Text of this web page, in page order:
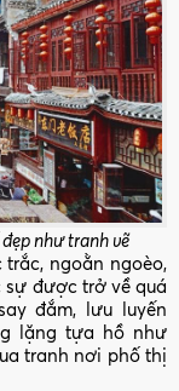
như tranh vẽ
ngoằn ngoèo,
được trở về quá
đắm, lưu luyến
lặng tựa hồ như
tranh nơi phố thị